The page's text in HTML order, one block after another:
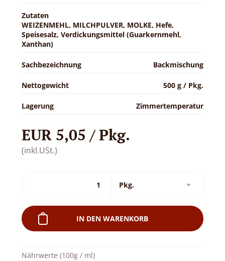
Zutaten
WEIZENMEHL, MILCHPULVER, MOLKE, Hefe,
Speisesalz, Verdickungsmittel (Guarkernmehl,
Xanthan)
Sachbezeichnung Backmischung
Nettogewicht 500 g / Pkg.
Lagerung Zimmertemperatur
EUR 5,05 / Pkg.
(inkl.USt.)
IN DEN WARENKORB
Nährwerte (100g / ml)